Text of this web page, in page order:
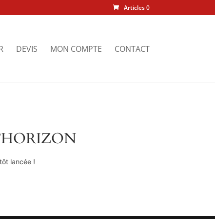
Articles 0
DEVIS MON COMPTE CONTACT
lancée !